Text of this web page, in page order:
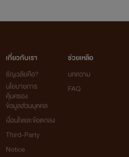
เกี่ยวกับเรา
ธัญวลัยคือ?
นโยบายการ
คุ้มครอง
ข้อมูลส่วนบุคคล
เงื่อนไขและข้อตกลง
Third-Party
Notice
ช่วยเหลือ
บทความ
FAQ